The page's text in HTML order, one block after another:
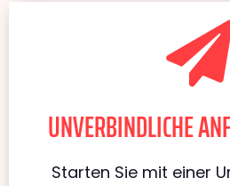
UNVERBINDLICHE
Starten Sie mit einer